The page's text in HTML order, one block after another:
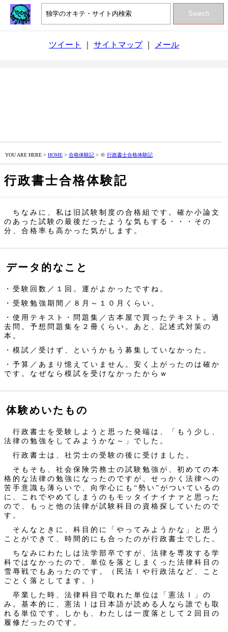
Search
ツイート サイトマップ｜ メール
YOU ARE HERE > HOME > 合格体験記 > ※ 行政書士合格体験記
行政書士合格体験記
ちなみに、私は旧試験制度の合格組です。確か小論文
のあった試験の最後だったような気もする・・・その
分、合格率も高かった気がします。
データ的なこと
・受験回数／１回。運がよかったですね。
・受験勉強期間／８月～１０月くらい。
・使用テキスト・問題集／古本屋で買ったテキスト。過
去問。予想問題集を２冊くらい。あと、記述式対策の
本。
・模試／受けず、というかもう募集していなかった。
・予算／あまり憶えていません。安く上がったのは確か
です。なぜなら模試を受けなかったからｗ
体験めいたもの
行政書士を受験しようと思った発端は、「もう少し、
法律の勉強をしてみようかな～」でした。
行政書士は、社労士の受験の後に受けました。
そもそも、社会保険労務士の試験勉強が、初めての本
格的な法律の勉強になったのですが、せっかく法律への
苦手意識も薄らいで、向学心にも“勢い”がついているの
に、これでやめてしまうのもモッタイナイナァと思った
ので、もっと他の法律が試験科目の資格探していたので
す。
そんなときに、科目的に「やってみようかな」と思う
ことができて、時間的にも合ったのが行政書士でした。
ちなみにわたしは法学部卒ですが、法律を専攻する学
科ではなかったので、単位を落としまくった法律科目の
雪辱戦でもあったのです。（民法Ⅰや行政法など、こと
ごとく落としてます。）
卒業した時、法律科目で取れた単位は「憲法Ⅰ」の
み。基本的に、憲法Ⅰは日本語が読める人なら誰でも取
れる単位です。しかも、わたしは一度落として２回目の
履修だったのです。